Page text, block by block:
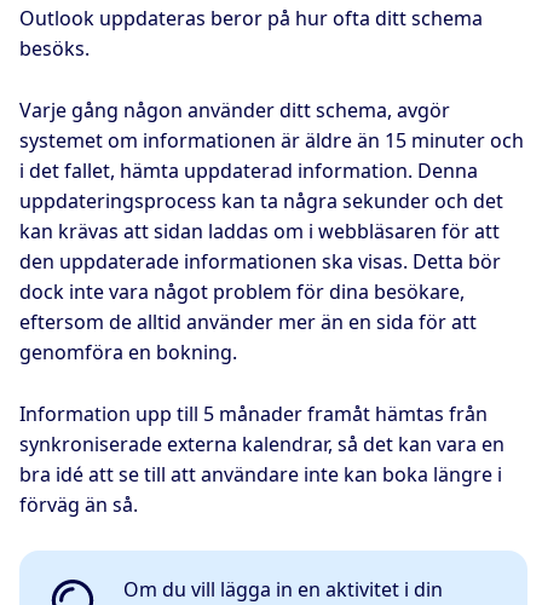
Outlook uppdateras beror på hur ofta ditt schema
besöks.
Varje gång någon använder ditt schema, avgör
systemet om informationen är äldre än 15 minuter och
i det fallet, hämta uppdaterad information. Denna
uppdateringsprocess kan ta några sekunder och det
kan krävas att sidan laddas om i webbläsaren för att
den uppdaterade informationen ska visas. Detta bör
dock inte vara något problem för dina besökare,
eftersom de alltid använder mer än en sida för att
genomföra en bokning.
Information upp till 5 månader framåt hämtas från
synkroniserade externa kalendrar, så det kan vara en
bra idé att se till att användare inte kan boka längre i
förväg än så.
Om du vill lägga in en aktivitet i din